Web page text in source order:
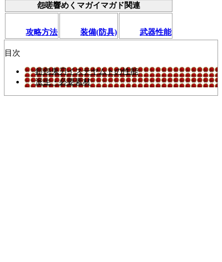
怨嗟響めくマガイマガド関連
攻略方法 装備(防具) 武器性能
目次
鎧怨鬼刃イステヤムトの性能
派生・必要素材